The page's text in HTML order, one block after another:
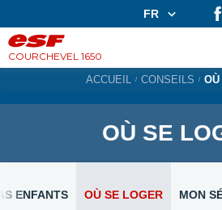
FR
COURCHEVEL 1650
Apprendre en groupe
Les cours privés
ACCUEIL CONSEILS
OÙ SE
ENFANTS OÙ SE LOGER MON